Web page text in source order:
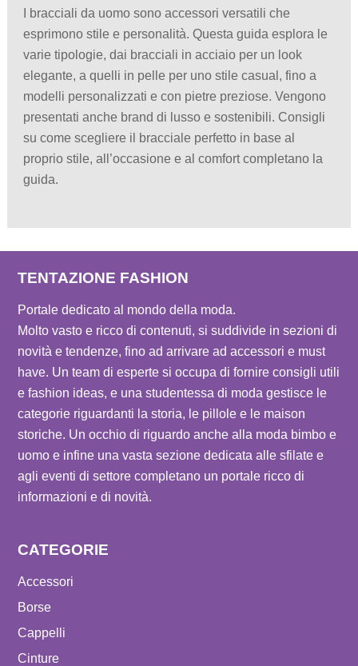
I bracciali da uomo sono accessori versatili che
esprimono stile e personalità. Questa guida esplora le
varie tipologie, dai bracciali in acciaio per un look
elegante, a quelli in pelle per uno stile casual, fino a
modelli personalizzati e con pietre preziose. Vengono
presentati anche brand di lusso e sostenibili. Consigli
su come scegliere il bracciale perfetto in base al
proprio stile, all’occasione e al comfort completano la
guida.
TENTAZIONE FASHION
Portale dedicato al mondo della moda.
Molto vasto e ricco di contenuti, si suddivide in sezioni di
novità e tendenze, fino ad arrivare ad accessori e must
have. Un team di esperte si occupa di fornire consigli utili
e fashion ideas, e una studentessa di moda gestisce le
categorie riguardanti la storia, le pillole e le maison
storiche. Un occhio di riguardo anche alla moda bimbo e
uomo e infine una vasta sezione dedicata alle sfilate e
agli eventi di settore completano un portale ricco di
informazioni e di novità.
CATEGORIE
Accessori
Borse
Cappelli
Cinture